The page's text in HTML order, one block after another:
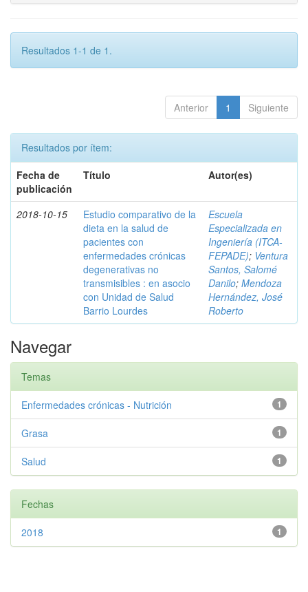
Resultados 1-1 de 1.
Anterior 1 Siguiente
Resultados por ítem:
Fecha de
publicación
Título Autor(es)
2018-10-15
Estudio comparativo de la
dieta en la salud de
pacientes con
enfermedades crónicas
degenerativas no
transmisibles : en asocio
con Unidad de Salud
Barrio Lourdes
Escuela
Especializada en
Ingeniería (ITCA-
FEPADE); Ventura
Santos, Salomé
Danilo; Mendoza
Hernández, José
Roberto
Navegar
Temas
1
Enfermedades crónicas - Nutrición
1
Grasa
1
Salud
Fechas
1
2018